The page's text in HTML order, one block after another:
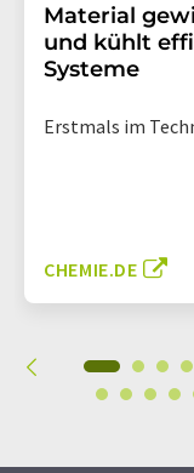
Material
und kühlt
Systeme
Erstmals im
CHEMIE.DE